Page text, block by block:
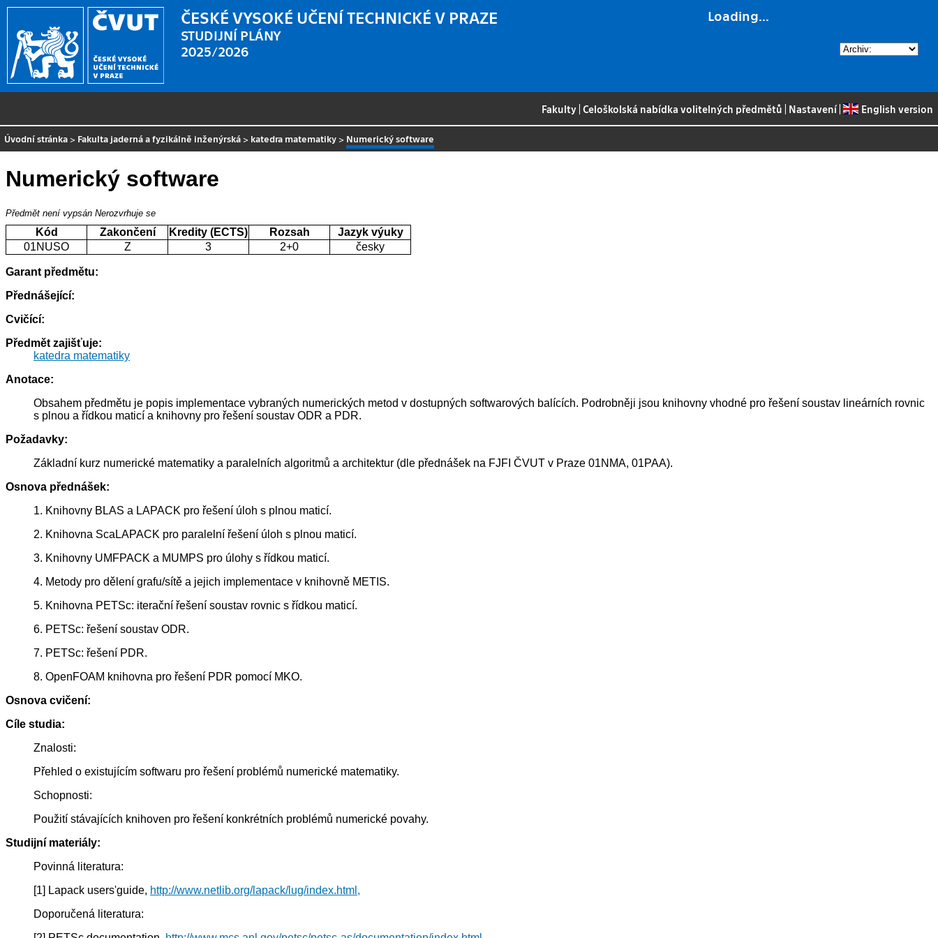
Loading...
ČESKÉ VYSOKÉ UČENÍ TECHNICKÉ V PRAZE
STUDIJNÍ PLÁNY
2025/2026
Fakulty |Celoškolská nabídka volitelných předmětů Nastavení| English version
Úvodní stránka > Fakulta jaderná a fyzikálně inženýrská > katedra matematiky > Numerický software
Numerický software
Předmět není vypsán Nerozvrhuje se
Kód Zakončení Kredity (ECTS) Rozsah
Jazyk výuky
01NUSO
Z 3 2+0 česky
Garant předmětu:
Přednášející:
Cvičící:
Předmět zajišťuje:
katedra matematiky
Anotace:
Obsahem předmětu je popis implementace vybraných numerických metod v dostupných softwarových balících. Podrobněji jsou knihovny vhodné pro řešení soustav lineárních rovnic
s plnou a řídkou maticí a knihovny pro řešení soustav ODR a PDR.
Požadavky:
Základní kurz numerické matematiky a paralelních algoritmů a architektur (dle přednášek na FJFI ČVUT v Praze 01NMA, 01PAA).
Osnova přednášek:
1. Knihovny BLAS a LAPACK pro řešení úloh s plnou maticí.
2. Knihovna ScaLAPACK pro paralelní řešení úloh s plnou maticí.
3. Knihovny UMFPACK a MUMPS pro úlohy s řídkou maticí.
4. Metody pro dělení grafu/sítě a jejich implementace v knihovně METIS.
5. Knihovna PETSc: iterační řešení soustav rovnic s řídkou maticí.
6. PETSc: řešení soustav ODR.
7. PETSc: řešení PDR.
8. OpenFOAM knihovna pro řešení PDR pomocí MKO.
Osnova cvičení:
Cíle studia:
Znalosti:
Přehled o existujícím softwaru pro řešení problémů numerické matematiky.
Schopnosti:
Použití stávajících knihoven pro řešení konkrétních problémů numerické povahy.
Studijní materiály:
Povinná literatura:
[1] Lapack users'guide, http://www.netlib.org/lapack/lug/index.html,
Doporučená literatura: